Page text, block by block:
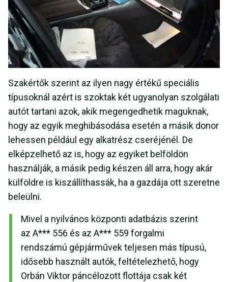
Szakértők szerint az ilyen nagy értékű speciális
típusoknál azért is szoktak két ugyanolyan szolgálati
autót tartani azok, akik megengedhetik maguknak,
hogy az egyik meghibásodása esetén a másik donor
lehessen például egy alkatrész cseréjénél. De
elképzelhető az is, hogy az egyiket belföldön
használják, a másik pedig készen áll arra, hogy akár
külföldre is kiszállíthassák, ha a gazdája ott szeretne
beleülni.
Mivel a nyilvános központi adatbázis szerint
az A*** 556 és az A*** 559 forgalmi
rendszámú gépjárművek teljesen más típusú,
idősebb használt autók, feltételezhető, hogy
Orbán Viktor páncélozott flottája csak két